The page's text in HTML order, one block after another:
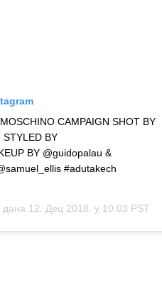
CAMPAIGN SHOT BY
STYLED BY
BY @guidopalau &
#adutakech
дана 12. Дец 2018. у 10:03 PST